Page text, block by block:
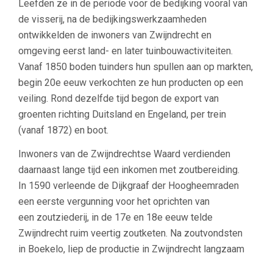
Leefden ze in de periode voor de bedijking vooral van
de visserij, na de bedijkingswerkzaamheden
ontwikkelden de inwoners van Zwijndrecht en
omgeving eerst land- en later tuinbouwactiviteiten.
Vanaf 1850 boden tuinders hun spullen aan op markten,
begin 20e eeuw verkochten ze hun producten op een
veiling. Rond dezelfde tijd begon de export van
groenten richting Duitsland en Engeland, per trein
(vanaf 1872) en boot.
Inwoners van de Zwijndrechtse Waard verdienden
daarnaast lange tijd een inkomen met zoutbereiding.
In 1590 verleende de Dijkgraaf der Hoogheemraden
een eerste vergunning voor het oprichten van
een zoutziederij, in de 17e en 18e eeuw telde
Zwijndrecht ruim veertig zoutketen. Na zoutvondsten
in Boekelo, liep de productie in Zwijndrecht langzaam